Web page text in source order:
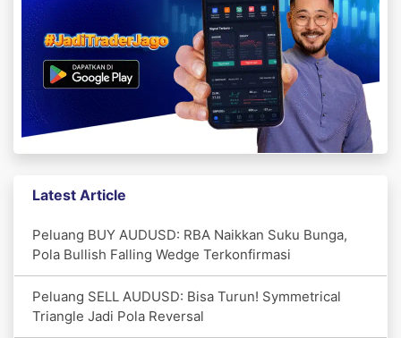
Latest Article
Peluang BUY AUDUSD: RBA Naikkan Suku Bunga,
Pola Bullish Falling Wedge Terkonfirmasi
Peluang SELL AUDUSD: Bisa Turun! Symmetrical
Triangle Jadi Pola Reversal